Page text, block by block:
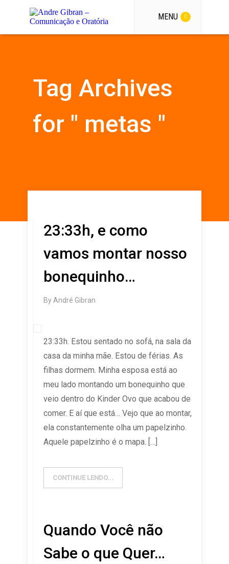
MENU
Tag Archives
for " metas "
23:33h, e como
vamos montar nosso
bonequinho…
By André Gibran
23:33h. Estou sentado no sofá, na sala da
casa da minha mãe. Estou de férias. As
filhas dormem. Minha esposa está ao
meu lado montando um bonequinho que
veio dentro do Kinder Ovo que acabou de
comer. E aí que está… Vejo que ao montar,
ela constantemente olha um papelzinho.
Aquele papelzinho é o mapa. […]
CONTINUE LENDO...
Quando Você não
Sabe o que Quer…